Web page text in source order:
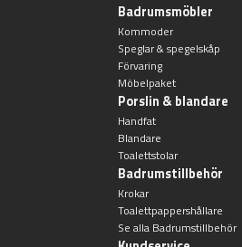
Badrumsmöbler
Kommoder
Speglar & spegelskåp
Förvaring
Möbelpaket
Porslin & blandare
Handfat
Blandare
Toalettstolar
Badrumstillbehör
Krokar
Toalettpappershållare
Se alla Badrumstillbehör